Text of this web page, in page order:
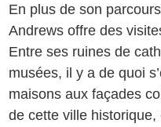
En plus de son
Andrews offre des
Entre ses ruines de
musées, il y a de quoi
maisons aux façades
de cette ville